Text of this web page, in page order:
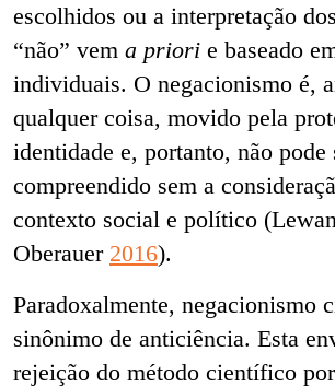
escolhidos ou a interpretação
“não” vem a priori e baseado
individuais. O negacionismo é,
qualquer coisa, movido pela
identidade e, portanto, não pode
compreendido sem a
contexto social e político
Oberauer 2016).
Paradoxalmente, negacionismo
sinônimo de anticiência. Esta
rejeição do método científico